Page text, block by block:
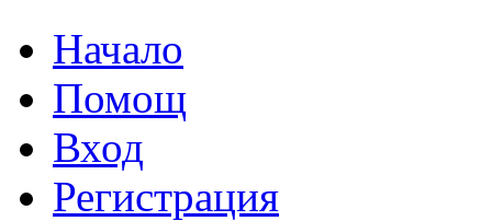
Начало
Помощ
Вход
Регистрация